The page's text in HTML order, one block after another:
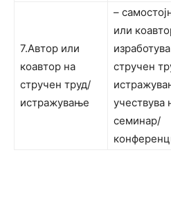
7.Автор или
коавтор на
стручен труд/
истражување
–
или
изработува
стручен
учествува
семинар/